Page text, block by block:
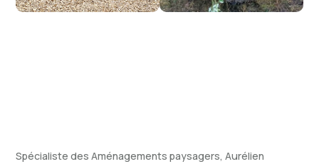
Spécialiste des Aménagements paysagers, Aurélien